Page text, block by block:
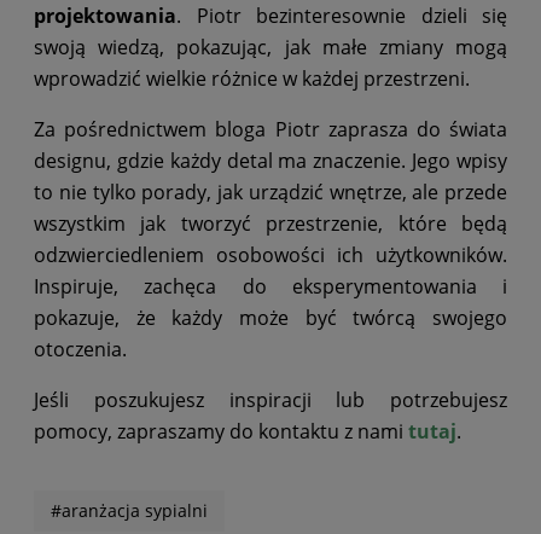
projektowania. Piotr bezinteresownie dzieli się
swoją wiedzą, pokazując, jak małe zmiany mogą
wprowadzić wielkie różnice w każdej przestrzeni.
Za pośrednictwem bloga Piotr zaprasza do świata
designu, gdzie każdy detal ma znaczenie. Jego wpisy
to nie tylko porady, jak urządzić wnętrze, ale przede
wszystkim jak tworzyć przestrzenie, które będą
odzwierciedleniem osobowości ich użytkowników.
Inspiruje, zachęca do eksperymentowania i
pokazuje, że każdy może być twórcą swojego
otoczenia.
Jeśli poszukujesz inspiracji lub potrzebujesz
pomocy, zapraszamy do kontaktu z nami tutaj.
#aranżacja sypialni